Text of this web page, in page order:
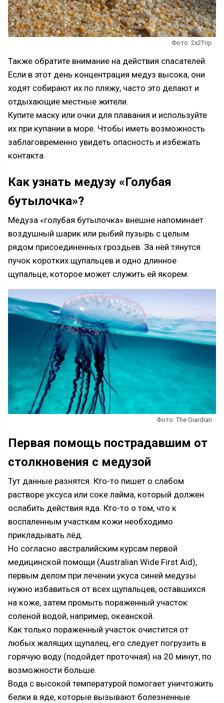
Фото: 2х2Trip
Также обратите внимание на действия спасателей.
Если в этот день концентрация медуз высока, они
ходят собирают их по пляжу, часто это делают и
отдыхающие местные жители.
Купите маску или очки для плавания и используйте
их при купании в море. Чтобы иметь возможность
заблаговременно увидеть опасность и избежать
контакта.
Как узнать медузу «Голубая
бутылочка»?
Медуза «голубая бутылочка» внешне напоминает
воздушный шарик или рыбий пузырь с целым
рядом присоединенных гроздьев. За ней тянутся
пучок коротких щупальцев и одно длинное
щупальце, которое может служить ей якорем.
Фото: The Giardian
Первая помощь пострадавшим от
столкновения с медузой
Тут данные разнятся. Кто-то пишет о слабом
растворе уксуса или соке лайма, который должен
ослабить действия яда. Кто-то о том, что к
воспаленным участкам кожи необходимо
прикладывать лёд.
Но согласно австралийским курсам первой
медицинской помощи (Australian Wide First Aid),
первым делом при лечении укуса синей медузы
нужно избавиться от всех щупальцев, оставшихся
на коже, затем промыть пораженный участок
соленой водой, например, океанской.
Как только пораженный участок очистится от
любых жалящих щупалец, его следует погрузить в
горячую воду (подойдет проточная) на 20 минут, по
возможности больше.
Вода с высокой температурой помогает уничтожить
белки в яде, которые вызывают болезненные